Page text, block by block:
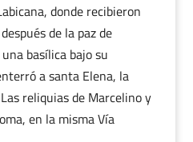
donde recibieron
de la paz de
basílica bajo su
a santa Elena, la
reliquias de Marcelino y
en la misma Vía